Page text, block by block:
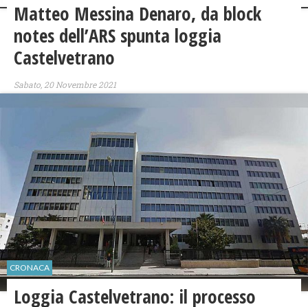
Matteo Messina Denaro, da block
notes dell’ARS spunta loggia
Castelvetrano
Sabato, 20 Novembre 2021
CRONACA
Loggia Castelvetrano: il processo